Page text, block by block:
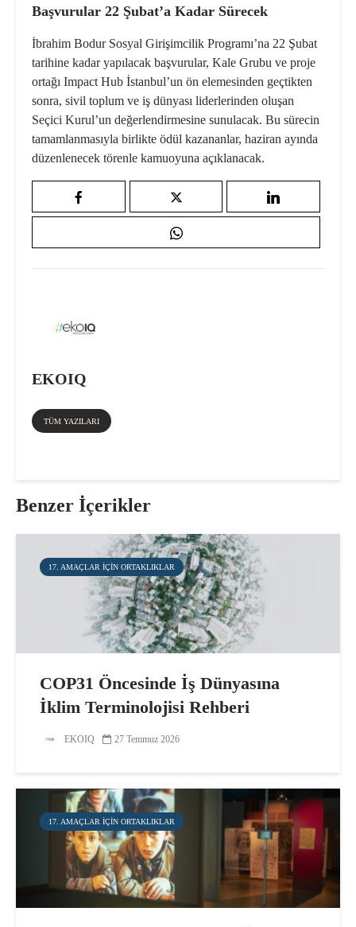
Başvurular 22 Şubat’a Kadar Sürecek
İbrahim Bodur Sosyal Girişimcilik Programı’na 22 Şubat
tarihine kadar yapılacak başvurular, Kale Grubu ve proje
ortağı Impact Hub İstanbul’un ön elemesinden geçtikten
sonra, sivil toplum ve iş dünyası liderlerinden oluşan
Seçici Kurul’un değerlendirmesine sunulacak. Bu sürecin
tamamlanmasıyla birlikte ödül kazananlar, haziran ayında
düzenlenecek törenle kamuoyuna açıklanacak.
EKOIQ
TÜM YAZILARI
Benzer İçerikler
17. AMAÇLAR IÇIN ORTAKLIKLAR
COP31 Öncesinde İş Dünyasına
İklim Terminolojisi Rehberi
EKOIQ 27 Temmuz 2026
17. AMAÇLAR IÇIN ORTAKLIKLAR